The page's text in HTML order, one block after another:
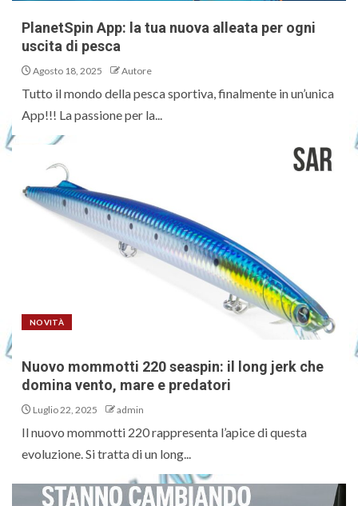
PlanetSpin App: la tua nuova alleata per ogni
uscita di pesca
Agosto 18, 2025 Autore
Tutto il mondo della pesca sportiva, finalmente in un’unica
App!!! La passione per la...
NOVITÀ
Nuovo mommotti 220 seaspin: il long jerk che
domina vento, mare e predatori
Luglio 22, 2025 admin
Il nuovo mommotti 220 rappresenta l’apice di questa
evoluzione. Si tratta di un long...